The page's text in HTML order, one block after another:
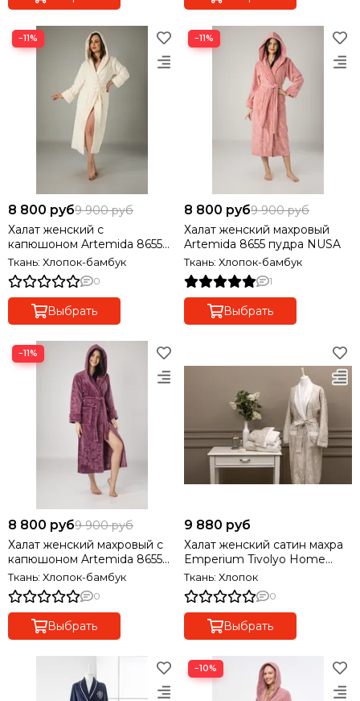
−11%
8 800 руб9 900 руб
Халат женский с
капюшоном Artemida 8655
NUSA
Ткань: Хлопок-бамбук
0
Выбрать
−11%
8 800 руб9 900 руб
Халат женский махровый
Artemida 8655 пудра NUSA
Ткань: Хлопок-бамбук
1
Выбрать
−11%
8 800 руб9 900 руб
Халат женский махровый с
капюшоном Artemida 8655
сухая роза
Ткань: Хлопок-бамбук
0
Выбрать
9 880 руб
Халат женский сатин махра
Emperium Tivolyo Home
Турция
Ткань: Хлопок
0
Выбрать
−10%